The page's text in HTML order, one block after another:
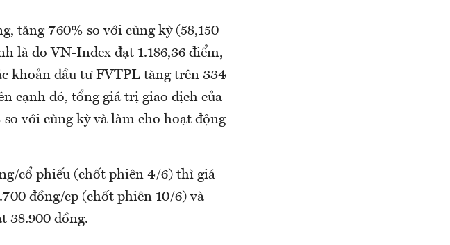
tăng 760% so với cùng kỳ (58,150
là do VN-Index đạt 1.186,36 điểm,
khoản đầu tư FVTPL tăng trên 334
cạnh đó, tổng giá trị giao dịch của
với cùng kỳ và làm cho hoạt động
cổ phiếu (chốt phiên 4/6) thì giá
đồng/cp (chốt phiên 10/6) và
38.900 đồng.